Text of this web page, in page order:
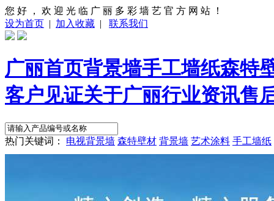
您 好 ， 欢 迎 光 临 广 丽 多 彩 墙 艺 官 方 网 站 ！
设为首页 | 加入收藏 | 联系我们
广丽首页背景墙手工墙纸森特
客户见证关于广丽行业资讯售
热门关键词： 电视背景墙 森特壁材 背景墙 艺术涂料 手工墙纸